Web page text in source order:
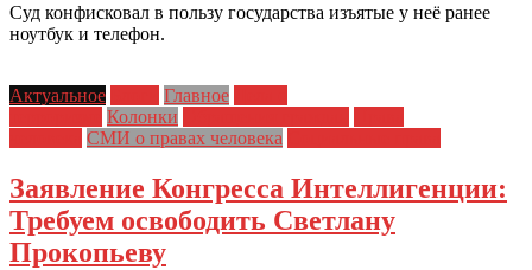
Суд конфисковал в пользу государства изъятые у неё ранее
ноутбук и телефон.
Актуальное Главное
Колонки
СМИ о правах человека
Заявление Конгресса Интеллигенции:
Требуем освободить Светлану
Прокопьеву